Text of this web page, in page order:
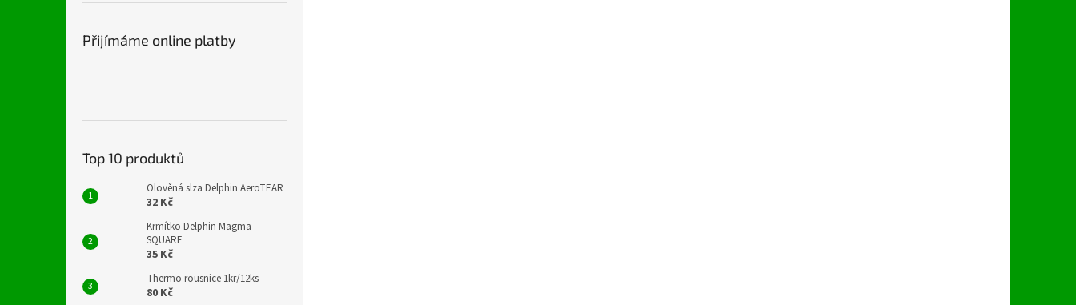
Přijímáme online platby
Top 10 produktů
Olověná slza Delphin AeroTEAR
32 Kč
Krmítko Delphin Magma
SQUARE
35 Kč
Thermo rousnice 1kr/12ks
80 Kč